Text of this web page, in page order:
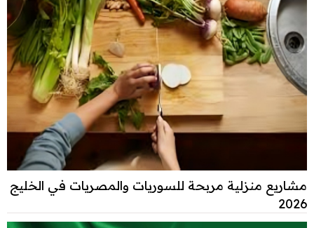
مشاريع منزلية مربحة للسوريات والمصريات في الخليج
2026